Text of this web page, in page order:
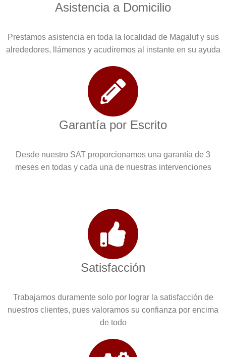
Asistencia a Domicilio
Prestamos asistencia en toda la localidad de Magaluf y sus
alrededores, llámenos y acudiremos al instante en su ayuda
Garantía por Escrito
Desde nuestro SAT proporcionamos una garantía de 3
meses en todas y cada una de nuestras intervenciones
Satisfacción
Trabajamos duramente solo por lograr la satisfacción de
nuestros clientes, pues valoramos su confianza por encima
de todo